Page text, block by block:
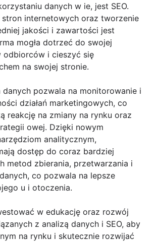
danych w ie, jest SEO.
stron internetowych oraz tworzenie
jakości i zawartości jest
mogła dotrzeć do swojej
odbiorców i cieszyć się
na swojej stronie.
danych pozwala na monitorowanie i
działań marketingowych, co
reakcję na zmiany na rynku oraz
owej. Dzięki nowym
analitycznym,
dostęp do coraz bardziej
metod zbierania, przetwarzania i
co pozwala na lepsze
u i otoczenia.
w edukację oraz rozwój
z analizą danych i SEO, aby
na rynku i skutecznie rozwijać